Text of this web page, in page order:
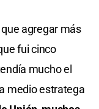
que agregar más
fui cinco
mucho el
medio estratega